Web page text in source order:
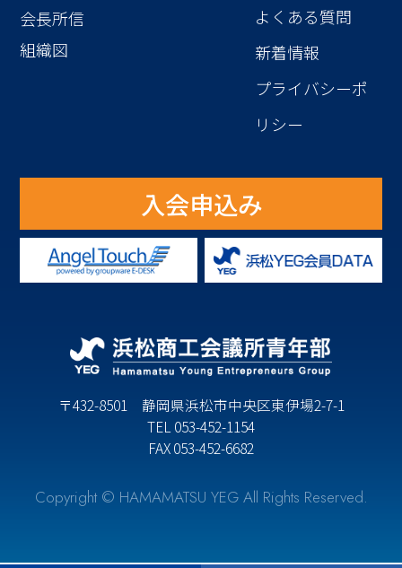
〒432-8501 静岡県浜松市中央区東伊場2-7-1
TEL 053-452-1154
FAX 053-452-6682
Copyright © HAMAMATSU YEG All Rights Reserved.
会長所信
組織図
よくある質問
新着情報
プライバシーポ
リシー
入会申込み